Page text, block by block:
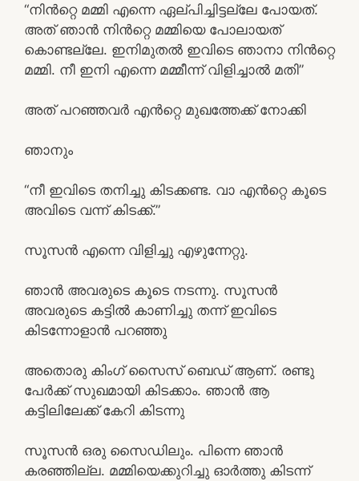
“നിൻറ്റെ മമ്മി എന്നെ ഏല്പിച്ചിട്ടല്ലേ പോയത്.
അത് ഞാൻ നിൻറ്റെ മമ്മിയെ പോലായത്
കൊണ്ടല്ലേ. ഇനിമുതൽ ഇവിടെ ഞാനാ നിൻറ്റെ
മമ്മി. നീ ഇനി എന്നെ മമ്മീന്ന് വിളിച്ചാൽ മതി”
അത് പറഞ്ഞവർ എൻറ്റെ മുഖത്തേക്ക് നോക്കി
ഞാനും
“നീ ഇവിടെ തനിച്ചു കിടക്കണ്ട. വാ എൻറ്റെ കൂടെ
അവിടെ വന്ന് കിടക്ക്.”
സൂസൻ എന്നെ വിളിച്ചു എഴുന്നേറ്റു.
ഞാൻ അവരുടെ കൂടെ നടന്നു. സൂസൻ
അവരുടെ കട്ടിൽ കാണിച്ചു തന്ന് ഇവിടെ
കിടന്നോളാൻ പറഞ്ഞു
അതൊരു കിംഗ് സൈസ് ബെഡ് ആണ്. രണ്ടു
പേർക്ക് സുഖമായി കിടക്കാം. ഞാൻ ആ
കട്ടിലിലേക്ക് കേറി കിടന്നു
സൂസൻ ഒരു സൈഡിലും. പിന്നെ ഞാൻ
കരഞ്ഞില്ല. മമ്മിയെക്കുറിച്ചു ഓർത്തു കിടന്ന്